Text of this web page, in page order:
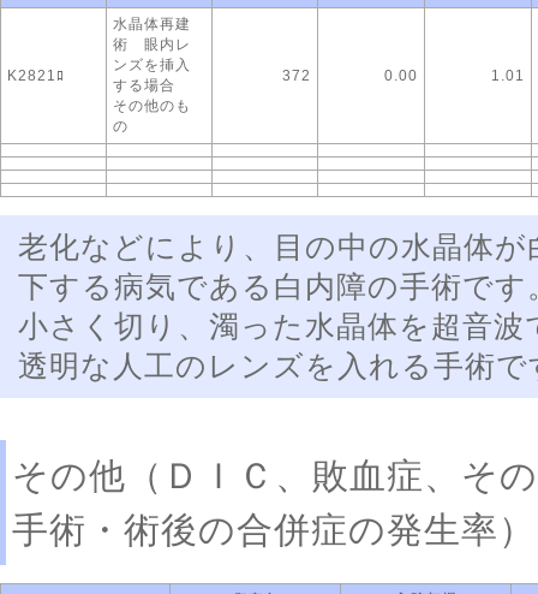
K2821ﾛ
水晶体再建
術 眼内レ
ンズを挿入
する場合
その他のも
の
372 0.00 1.01
老化などにより、目の中の水晶体
下する病気である白内障の手術で
小さく切り、濁った水晶体を超音
透明な人工のレンズを入れる手術で
その他（ＤＩＣ、敗血症、そ
手術・術後の合併症の発生率）